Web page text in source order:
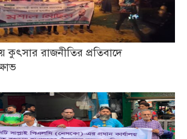
কুৎসার রাজনীতির প্রতিবাদে